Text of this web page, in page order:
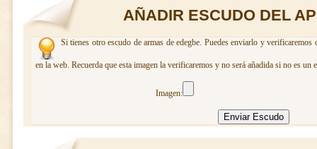
AÑADIR ESCUDO DEL
Si tienes otro escudo de armas de edegbe. Puedes enviarlo y
en la web. Recuerda que esta imagen la verificaremos y no será añadida si no es un
Imagen: